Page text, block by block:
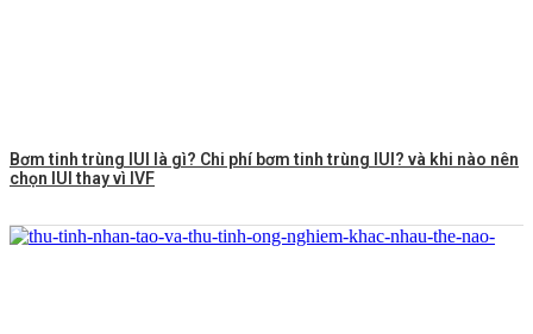
Bơm tinh trùng IUI là gì? Chi phí bơm tinh trùng IUI? và khi nào nên
chọn IUI thay vì IVF